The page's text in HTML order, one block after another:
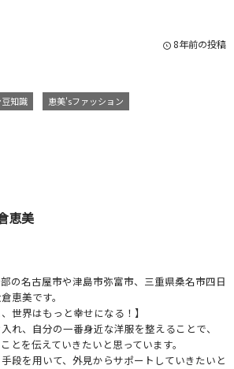
8年前の投稿
知識 恵美'sファッション
恵美
の名古屋市や津島市弥富市、三重県桑名市四日
恵美です。
世界はもっと幸せになる！】
れ、自分の一番身近な洋服を整えることで、
とを伝えていきたいと思っています。
段を用いて、外見からサポートしていきたいと